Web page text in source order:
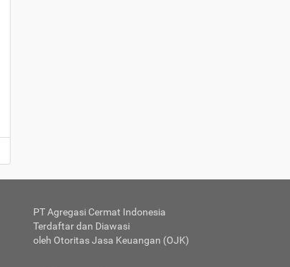
PT Agregasi Cermat Indonesia
Terdaftar dan Diawasi
oleh Otoritas Jasa Keuangan (OJK)